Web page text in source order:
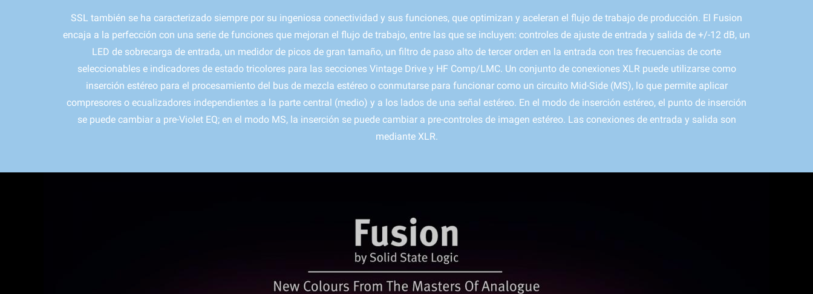
SSL también se ha caracterizado siempre por su ingeniosa conectividad y sus funciones, que optimizan y aceleran el flujo de trabajo de producción. El Fusion
encaja a la perfección con una serie de funciones que mejoran el flujo de trabajo, entre las que se incluyen: controles de ajuste de entrada y salida de +/-12 dB, un
LED de sobrecarga de entrada, un medidor de picos de gran tamaño, un filtro de paso alto de tercer orden en la entrada con tres frecuencias de corte
seleccionables e indicadores de estado tricolores para las secciones Vintage Drive y HF Comp/LMC. Un conjunto de conexiones XLR puede utilizarse como
inserción estéreo para el procesamiento del bus de mezcla estéreo o conmutarse para funcionar como un circuito Mid-Side (MS), lo que permite aplicar
compresores o ecualizadores independientes a la parte central (medio) y a los lados de una señal estéreo. En el modo de inserción estéreo, el punto de inserción
se puede cambiar a pre-Violet EQ; en el modo MS, la inserción se puede cambiar a pre-controles de imagen estéreo. Las conexiones de entrada y salida son
mediante XLR.